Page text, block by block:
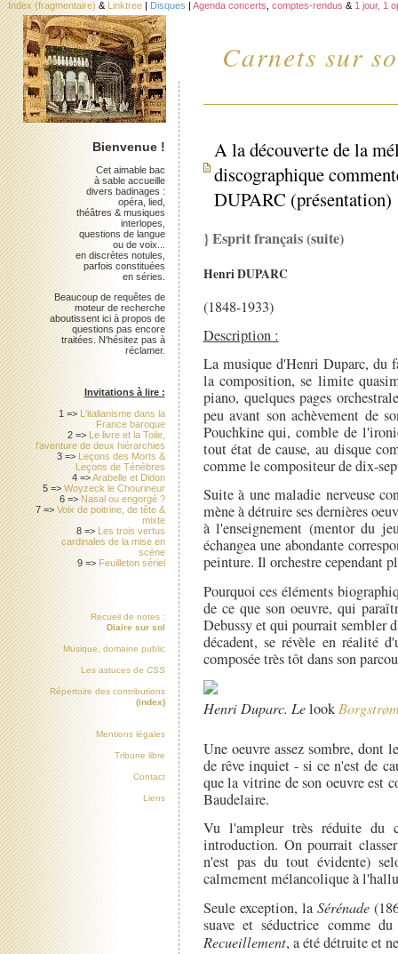
Carnets sur
Index (fragmentaire) & Linktree | Disques | Agenda concerts comptes-rendus & 1 jour, 1
A la découverte de la
discographique
DUPARC (présentation)
} Esprit français (suite)
Henri DUPARC
(1848-1933)
Description :
La musique d'Henri Duparc, du
la composition, se limite
piano, quelques pages
peu avant son achèvement de
Pouchkine qui, comble de
tout état de cause, au disque
comme le compositeur de dix-
Suite à une maladie nerveuse
mène à détruire ses dernières
à l'enseignement (mentor du
échangea une abondante
peinture. Il orchestre cependant
Pourquoi ces éléments
de ce que son oeuvre, qui
Debussy et qui pourrait sembler
décadent, se révèle en réalité
composée très tôt dans son
Henri Duparc. Lelook
Une oeuvre assez sombre, dont
de rêve inquiet - si ce n'est de
que la vitrine de son oeuvre est
Baudelaire.
Vu l'ampleur très réduite du
introduction. On pourrait
n'est pas du tout évidente)
calmement mélancolique à
Seule exception, laSérénade
suave et séductrice comme
Recueillement, a été détruite et
Bienvenue !
Cet aimable bac
à sable accueille
divers badinages :
opéra, lied,
théâtres & musiques
interlopes,
questions de langue
ou de voix...
en discrètes notules,
parfois constituées
en séries.
Beaucoup de requêtes de
moteur de recherche
aboutissent ici à propos de
questions pas encore
traitées. N'hésitez pas à
réclamer.
Invitations à lire :
1 => L'italianisme dans la
France baroque
2 => Le livre et la Toile,
l'aventure de deux hiérarchies
3 => Leçons des Morts &
Leçons de Ténèbres
4 =>Arabelle et Didon
5 =>Woyzeck le Chourineur
6 => Nasal ou engorgé ?
7 =>Voix de poitrine, de tête &
mixte
8 => Les trois vertus
cardinales de la mise en
scène
9 => Feuilleton sériel
Recueil de notes :
Diaire sur sol
Musique, domaine public
Les astuces de CSS
Répertoire des contributions
(index)
Mentions légales
Tribune libre
Contact
Liens